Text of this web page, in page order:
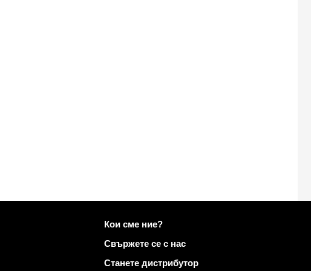
Повече информация за Mailo
Кои сме ние?
Свържете се с нас
Станете дистрибутор